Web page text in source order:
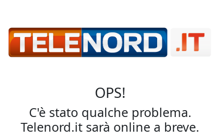
OPS!
C'è stato qualche problema.
Telenord.it sarà online a breve.